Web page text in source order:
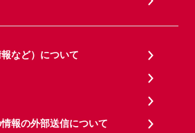
など）について
報の外部送信について